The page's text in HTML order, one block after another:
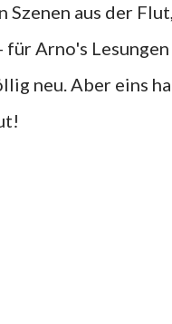
Arno's Lesungen
neu. Aber eins